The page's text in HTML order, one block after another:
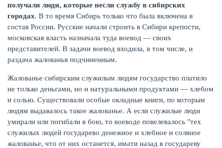
получали люди, которые несли службу в сибирских
городах. В то время Сибирь только что была включена в
состав России. Русские начали строить в Сибири крепости,
московская власть назначала туда воевод — своих
представителей. В задачи воевод входила, в том числе, и
раздача жалованья подчиненным.
Жалованье сибирским служилым людям государство платило
не только деньгами, но и натуральными продуктами — хлебом
и солью. Существовали особые окладные книги, по которым
людям выдавалось такое жалованье. А если служилые люди
умирали или погибали в бою, то воеводе повелевалось "тех
служилых людей государево денежное и хлебное и соляное
жалованье, что от них останется, имати назад в государеву